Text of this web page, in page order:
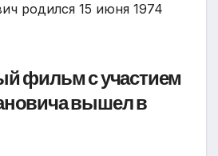
родился 15 июня 1974
фильм с участием
вышел в